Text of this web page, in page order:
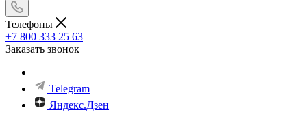
Телефоны
+7 800 333 25 63
Заказать звонок
Telegram
Яндекс.Дзен